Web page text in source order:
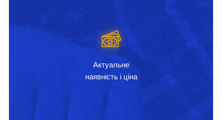
Актуальне
наявність і ціна